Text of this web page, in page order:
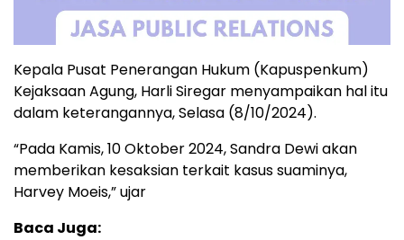
Kepala Pusat Penerangan Hukum (Kapuspenkum)
Kejaksaan Agung, Harli Siregar menyampaikan hal itu
dalam keterangannya, Selasa (8/10/2024).
“Pada Kamis, 10 Oktober 2024, Sandra Dewi akan
memberikan kesaksian terkait kasus suaminya,
Harvey Moeis,” ujar
Baca Juga: